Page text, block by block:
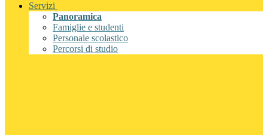
Servizi
Panoramica
Famiglie e studenti
Personale scolastico
Percorsi di studio